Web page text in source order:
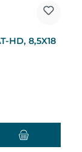
HD, 8,5X18